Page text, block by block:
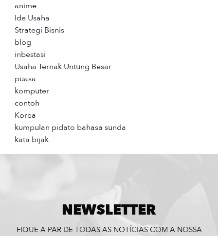
anime
Ide Usaha
Strategi Bisnis
blog
inbestasi
Usaha Ternak Untung Besar
puasa
komputer
contoh
Korea
kumpulan pidato bahasa sunda
kata bijak
NEWSLETTER
FIQUE A PAR DE TODAS AS NOTÍCIAS COM A NOSSA